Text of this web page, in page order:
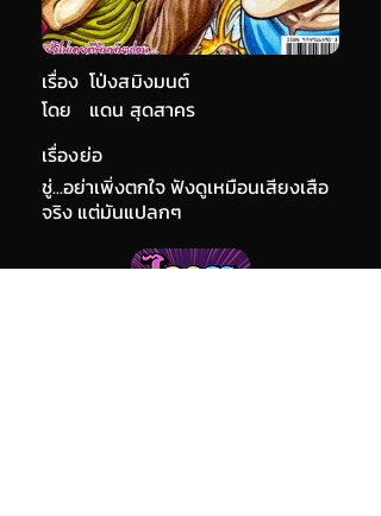
เรื่อง โป่งสมิงมนต์
แดน สุดสาคร
โดย
เรื่องย่อ
ชู่...อย่าเพิ่งตกใจ ฟังดูเหมือนเสียงเสือ
จริง แต่มันแปลกๆ